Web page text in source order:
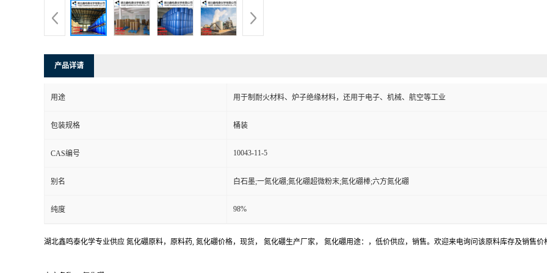
产品详请
用途 用于制耐火材料、炉子绝缘材料，还用于电子、机械、航空等工业
包装规格 桶装
CAS编号 10043-11-5
别名 白石墨;一氮化硼;氮化硼超微粉末;氮化硼棒;六方氮化硼
纯度 98%
湖北鑫鸣泰化学专业供应 氮化硼原料，原料药, 氮化硼价格，现货， 氮化硼生产厂家， 氮化硼用途：，低价供应，销售。欢迎来电询问该原料库存及销售价